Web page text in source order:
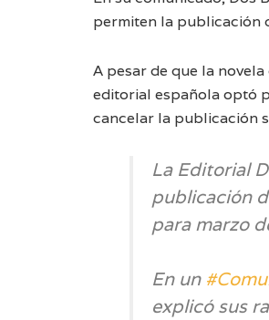
permiten la publicación
A pesar de que la
editorial española optó
cancelar la publicación
La Editorial
publicación
para marzo
En un
explicó sus